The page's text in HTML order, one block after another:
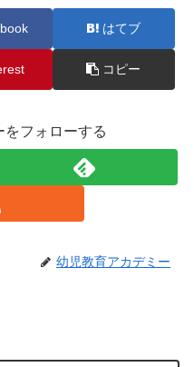
はてブ
コピー
フォローする
幼児教育アカデミー